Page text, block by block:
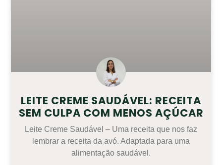
LEITE CREME SAUDÁVEL: RECEITA
SEM CULPA COM MENOS AÇÚCAR
Leite Creme Saudável – Uma receita que nos faz
lembrar a receita da avó. Adaptada para uma
alimentação saudável.